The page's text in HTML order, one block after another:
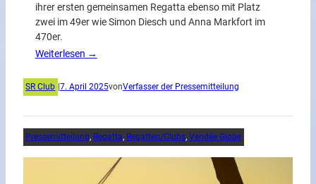
ihrer ersten gemeinsamen Regatta ebenso mit Platz
zwei im 49er wie Simon Diesch und Anna Markfort im
470er.
Weiterlesen →
SR Club 7. April 2025vonVerfasser der Pressemitteilung
Pressemitteilung, Regatta, Regatten/Clubs, Vendée Globe